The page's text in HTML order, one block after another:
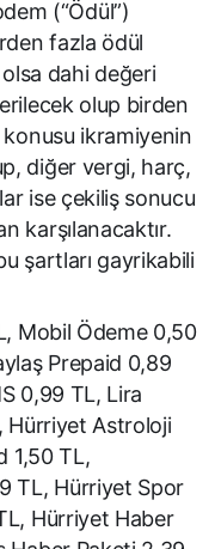
(“Ödül”)
fazla ödül
dahi değeri
olup birden
ikramiyenin
diğer vergi, harç,
ise çekiliş sonucu
karşılanacaktır.
şartları gayrikabili
Mobil Ödeme 0,50
Prepaid 0,89
0,99 TL, Lira
Hürriyet Astroloji
1,50 TL,
TL, Hürriyet Spor
Hürriyet Haber